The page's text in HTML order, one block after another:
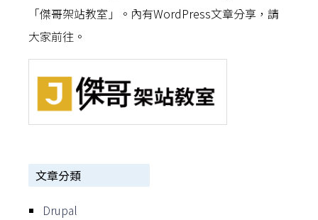
「傑哥架站教室」。內有WordPress文章分享，請
大家前往。
文章分類
Drupal